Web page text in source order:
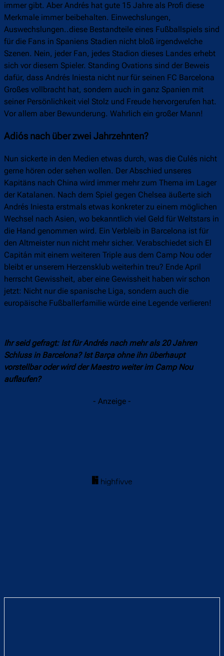
immer gibt. Aber Andrés hat gute 15 Jahre als Profi diese
Merkmale immer beibehalten. Einwechslungen,
Auswechslungen..diese Bestandteile eines Fußballspiels sind
für die Fans in Spaniens Stadien nicht bloß irgendwelche
Szenen. Nein, jeder Fan, jedes Stadion dieses Landes erhebt
sich vor diesem Spieler. Standing Ovations sind der Beweis
dafür, dass Andrés Iniesta nicht nur für seinen FC Barcelona
Großes vollbracht hat, sondern auch in ganz Spanien mit
seiner Persönlichkeit viel Stolz und Freude hervorgerufen hat.
Vor allem aber Bewunderung. Wahrlich ein großer Mann!
Adiós nach über zwei Jahrzehnten?
Nun sickerte in den Medien etwas durch, was die Culés nicht
gerne hören oder sehen wollen. Der Abschied unseres
Kapitäns nach China wird immer mehr zum Thema im Lager
der Katalanen. Nach dem Spiel gegen Chelsea äußerte sich
Andrés Iniesta erstmals etwas konkreter zu einem möglichen
Wechsel nach Asien, wo bekanntlich viel Geld für Weltstars in
die Hand genommen wird. Ein Verbleib in Barcelona ist für
den Altmeister nun nicht mehr sicher. Verabschiedet sich El
Capitán mit einem weiteren Triple aus dem Camp Nou oder
bleibt er unserem Herzensklub weiterhin treu? Ende April
herrscht Gewissheit, aber eine Gewissheit haben wir schon
jetzt: Nicht nur die spanische Liga, sondern auch die
europäische Fußballerfamilie würde eine Legende verlieren!
Ihr seid gefragt: Ist für Andrés nach mehr als 20 Jahren
Schluss in Barcelona? Ist Barça ohne ihn überhaupt
vorstellbar oder wird der Maestro weiter im Camp Nou
auflaufen?
- Anzeige -